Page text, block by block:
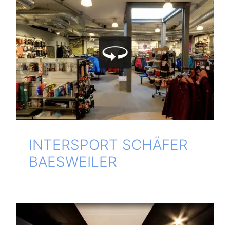
INTERSPORT SCHÄFER
BAESWEILER